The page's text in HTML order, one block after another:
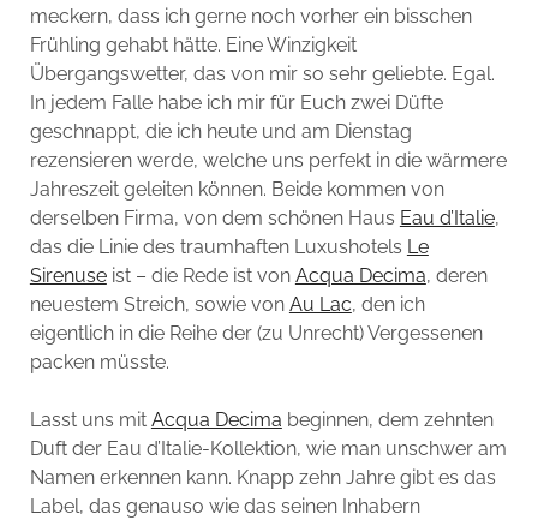
meckern, dass ich gerne noch vorher ein bisschen
Frühling gehabt hätte. Eine Winzigkeit
Übergangswetter, das von mir so sehr geliebte. Egal.
In jedem Falle habe ich mir für Euch zwei Düfte
geschnappt, die ich heute und am Dienstag
rezensieren werde, welche uns perfekt in die wärmere
Jahreszeit geleiten können. Beide kommen von
derselben Firma, von dem schönen Haus Eau d’Italie,
das die Linie des traumhaften Luxushotels Le
Sirenuseist – die Rede ist von Acqua Decima, deren
neuestem Streich, sowie von Au Lac, den ich
eigentlich in die Reihe der (zu Unrecht) Vergessenen
packen müsste.
Lasst uns mit Acqua Decima beginnen, dem zehnten
Duft der Eau d’Italie-Kollektion, wie man unschwer am
Namen erkennen kann. Knapp zehn Jahre gibt es das
Label, das genauso wie das seinen Inhabern